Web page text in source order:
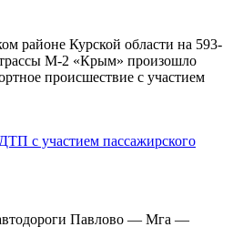
районе Курской области на 593-
М-2 «Крым» произошло
происшествие с участием
с участием пассажирского
Павлово — Мга —